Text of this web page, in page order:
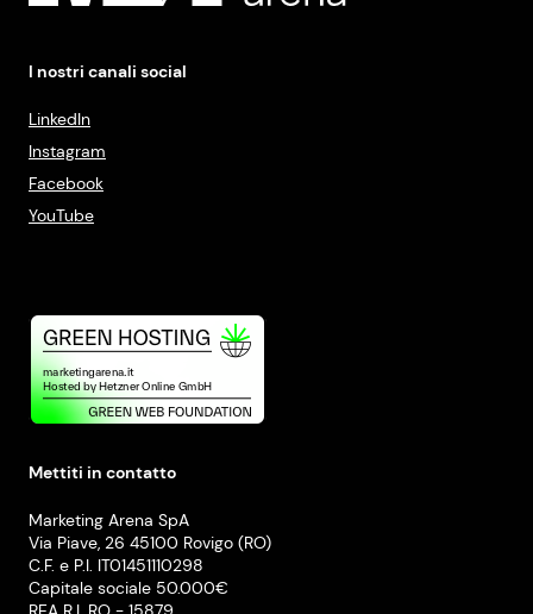
I nostri canali social
LinkedIn
Instagram
Facebook
YouTube
Mettiti in contatto
Marketing Arena SpA
Via Piave, 26 45100 Rovigo (RO)
C.F. e P.I. IT01451110298
Capitale sociale 50.000€